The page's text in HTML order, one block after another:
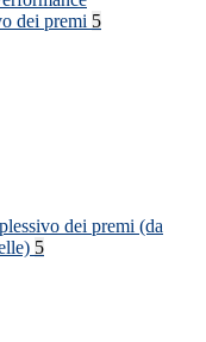
dei premi 5
dei premi (da
5